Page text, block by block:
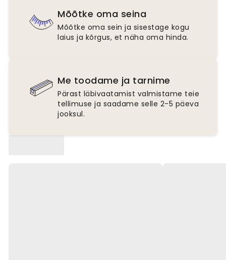
Mõõtke oma seina
Mõõtke oma sein ja sisestage kogu
laius ja kõrgus, et näha oma hinda.
Me toodame ja tarnime
Pärast läbivaatamist valmistame teie
tellimuse ja saadame selle 2-5 päeva
jooksul.